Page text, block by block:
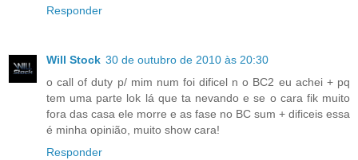
Responder
Will Stock 30 de outubro de 2010 às 20:30
o call of duty p/ mim num foi dificel n o BC2 eu achei + pq
tem uma parte lok lá que ta nevando e se o cara fik muito
fora das casa ele morre e as fase no BC sum + dificeis essa
é minha opinião, muito show cara!
Responder